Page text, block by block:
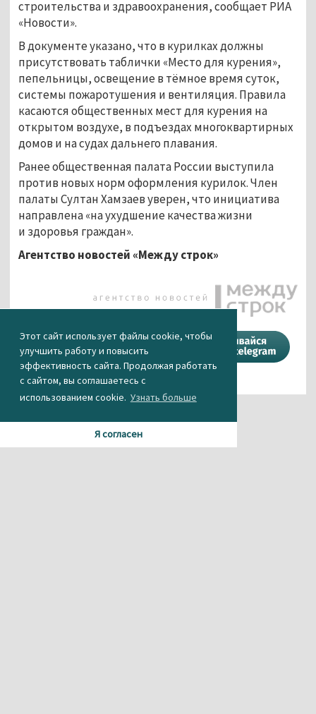
Этот сайт использует файлы cookie, чтобы
улучшить работу и повысить
эффективность сайта. Продолжая работать
с сайтом, вы соглашаетесь с
использованием cookie. Узнать больше
Я согласен
строительства и здравоохранения, сообщает РИА
«Новости».
В документе указано, что в курилках должны
присутствовать таблички «Место для курения»,
пепельницы, освещение в тёмное время суток,
системы пожаротушения и вентиляция. Правила
касаются общественных мест для курения на
открытом воздухе, в подъездах многоквартирных
домов и на судах дальнего плавания.
Ранее общественная палата России выступила
против новых норм оформления курилок. Член
палаты Султан Хамзаев уверен, что инициатива
направлена «на ухудшение качества жизни
и здоровья граждан».
Агентство новостей «Между строк»
Поделиться